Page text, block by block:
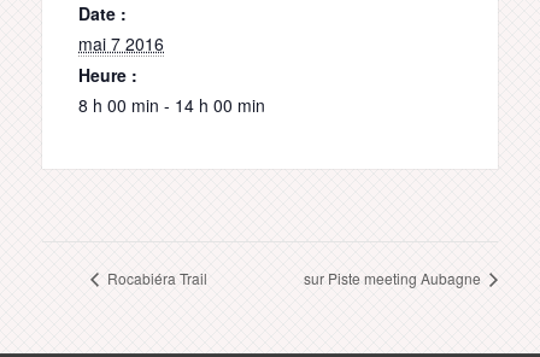
Date :
mai 7 2016
Heure :
8 h 00 min - 14 h 00 min
Rocabiéra Trail sur Piste meeting Aubagne